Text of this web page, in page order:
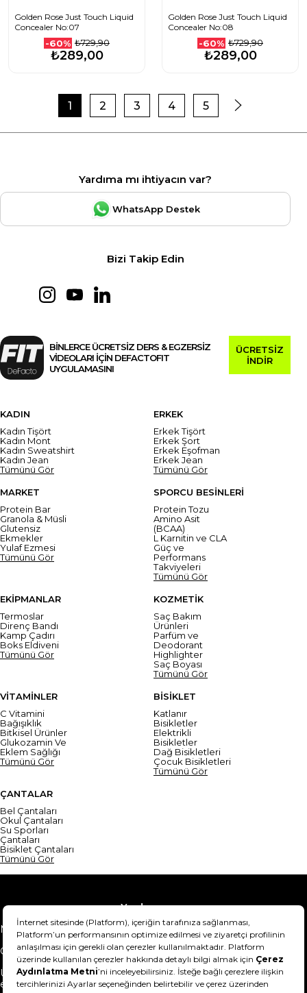
Golden Rose Just Touch Liquid
Concealer No:07
-60% ₺729,90
₺289,00
Golden Rose Just Touch Liquid
Concealer No:08
-60% ₺729,90
₺289,00
1 2 3 4 5
Yardıma mı ihtiyacın var?
WhatsApp Destek
Bizi Takip Edin
BİNLERCE ÜCRETSİZ DERS & EGZERSİZ
VİDEOLARI İÇİN DEFACTOFIT
UYGULAMASINI
ÜCRETSİZ
İNDİR
KADIN
Kadın Tişört
Kadın Mont
Kadın Sweatshirt
Kadın Jean
Tümünü Gör
ERKEK
Erkek Tişört
Erkek Şort
Erkek Eşofman
Erkek Jean
Tümünü Gör
MARKET
Protein Bar
Granola & Müsli
Glutensiz
Ekmekler
Yulaf Ezmesi
Tümünü Gör
SPORCU BESİNLERİ
Protein Tozu
Amino Asit
(BCAA)
L Karnitin ve CLA
Güç ve
Performans
Takviyeleri
Tümünü Gör
EKİPMANLAR
Termoslar
Direnç Bandı
Kamp Çadırı
Boks Eldiveni
Tümünü Gör
KOZMETİK
Saç Bakım
Ürünleri
Parfüm ve
Deodorant
Highlighter
Saç Boyası
Tümünü Gör
VİTAMİNLER
C Vitamini
Bağışıklık
Bitkisel Ürünler
Glukozamin Ve
Eklem Sağlığı
Tümünü Gör
BİSİKLET
Katlanır
Bisikletler
Elektrikli
Bisikletler
Dağ Bisikletleri
Çocuk Bisikletleri
Tümünü Gör
ÇANTALAR
Bel Çantaları
Okul Çantaları
Su Sporları
Çantaları
Bisiklet Çantaları
Tümünü Gör
Yardım
Mesafeli Satış Sözleşmesi
Teslimat Bilgisi
Gizlilik Sözleşmesi
Şartlar & Koşullar
Ürünümü nasıl iade
edebilirim?
Hakkımızda